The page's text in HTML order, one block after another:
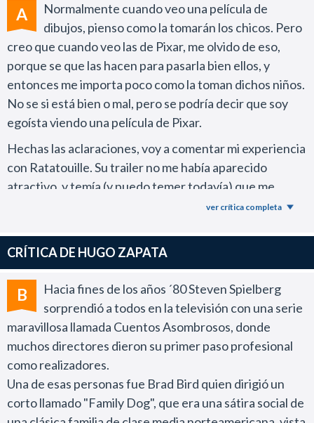
A
Normalmente cuando veo una película de
dibujos, pienso como la tomarán los chicos. Pero
creo que cuando veo las de Pixar, me olvido de eso,
porque se que las hacen para pasarla bien ellos, y
entonces me importa poco como la toman dichos niños.
No se si está bien o mal, pero se podría decir que soy
egoísta viendo una película de Pixar.
Hechas las aclaraciones, voy a comentar mi experiencia
con Ratatouille. Su trailer no me había aparecido
atractivo, y temía (y puedo temer todavía) que me
pasara lo mismo que con las últimas dos de Pixar, Los
pero con el tiempo las olvide, cosa que no me pasa con
Toy Story 1 y 2, Monsters Inc o Buscando a Nemo. En
estos últimos casos, si paso por algún lugar y la están
dando, o haciendo zapping las encuentro, me quedo un
rato viéndolas.
Entonces aclaro que cuando vi Ratatouille,
simplemente me sumergieron en un cuento, que me
fué seduciendo y encantando.
Hace que rato podemos dejar de lado la animación de
ver crítica completa
CRÍTICA DE HUGO ZAPATA
B
Hacia fines de los años ´80 Steven Spielberg
sorprendió a todos en la televisión con una serie
maravillosa llamada Cuentos Asombrosos, donde
muchos directores dieron su primer paso profesional
como realizadores.
Una de esas personas fue Brad Bird quien dirigió un
corto llamado "Family Dog", que era una sátira social de